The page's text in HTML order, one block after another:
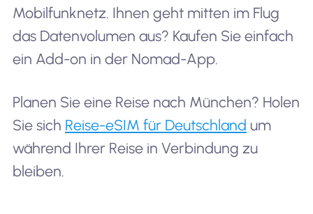
Mobilfunknetz. Ihnen geht mitten im Flug
das Datenvolumen aus? Kaufen Sie einfach
ein Add-on in der Nomad-App.
Planen Sie eine Reise nach München? Holen
Sie sich Reise-eSIM für Deutschland um
während Ihrer Reise in Verbindung zu
bleiben.